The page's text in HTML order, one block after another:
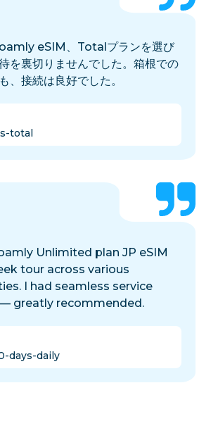
eSIM、Totalプランを選び
を裏切りませんでした。箱根での
、接続は良好でした。
total
Unlimited plan JP eSIM
tour across various
I had seamless service
greatly recommended.
days-daily